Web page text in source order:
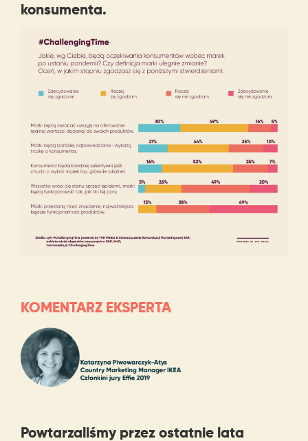
konsumenta.
KOMENTARZ EKSPERTA
Powtarzaliśmy przez ostatnie lata